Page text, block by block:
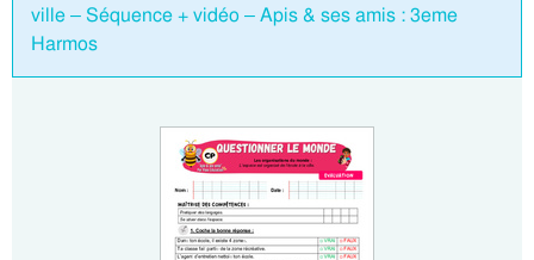
ville – Séquence + vidéo – Apis & ses amis : 3eme
Harmos